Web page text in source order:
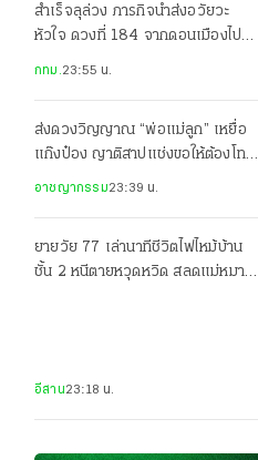
สำเร็จลุล่วง ภารกิจนำส่งอวัยวะ
หัวใจ ดวงที่ 184 จากดอนเมืองไป
กทม.23:55 น.
ส่งดวงวิญญาณ “พ่อแม่ลูก” เหยื่อ
แก๊งป๋อง ญาติสาปแช่งขอให้ต้องโทษ
อาชญากรรม23:39 น.
ยายวัย 77 เล่านาทีชีวิตไฟไหม้บ้าน
ชั้น 2 หนีตายหวุดหวิด สลดแม่หมา
อีสาน 23:18 น.